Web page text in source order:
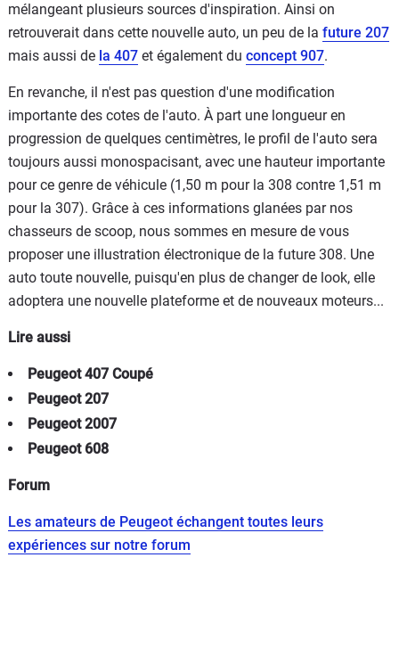
mélangeant plusieurs sources d'inspiration. Ainsi on
retrouverait dans cette nouvelle auto, un peu de la future 207
mais aussi de la 407 et également du concept 907.
En revanche, il n'est pas question d'une modification
importante des cotes de l'auto. À part une longueur en
progression de quelques centimètres, le profil de l'auto sera
toujours aussi monospacisant, avec une hauteur importante
pour ce genre de véhicule (1,50 m pour la 308 contre 1,51 m
pour la 307). Grâce à ces informations glanées par nos
chasseurs de scoop, nous sommes en mesure de vous
proposer une illustration électronique de la future 308. Une
auto toute nouvelle, puisqu'en plus de changer de look, elle
adoptera une nouvelle plateforme et de nouveaux moteurs...
Lire aussi
Peugeot 407 Coupé
Peugeot 207
Peugeot 2007
Peugeot 608
Forum
Les amateurs de Peugeot échangent toutes leurs
expériences sur notre forum